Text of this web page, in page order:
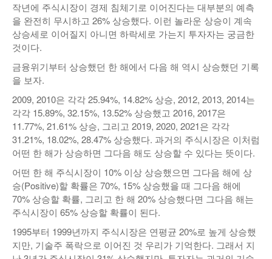
작년에 주식시장이 경제 침체기로 이어진다는 대부분의 예측
을 완전히 무시하고 26% 상승했다. 이런 놀라운 상승이 계속
상승세로 이어질지 아니면 하락세로 가는지 투자자는 궁금한
것이다.
금융위기부터 상승했던 한 해에서 다음 해 역시 상승했던 기록
을 보자.
2009, 2010은 각각 25.94%, 14.82% 상승, 2012, 2013, 2014는
각각 15.89%, 32.15%, 13.52% 상승했고 2016, 2017은
11.77%, 21.61% 상승, 그리고 2019, 2020, 2021은 각각
31.21%, 18.02%, 28.47% 상승했다. 과거의 주식시장은 이처럼
어떤 한 해가 상승하면 그다음 해도 상승할 수 있다는 뜻이다.
어떤 한 해 주식시장이 10% 이상 상승했으면 그다음 해에 상
승(Positive)할 확률은 70%, 15% 상승했을 때 그다음 해에
70% 상승할 확률, 그리고 한 해 20% 상승했다면 그다음 해는
주식시장이 65% 상승할 확률이 된다.
1995부터 1999년까지 주식시장은 연평균 20%로 높게 상승했
지만, 기술주 폭락으로 이어진 것 우리가 기억한다. 그래서 지